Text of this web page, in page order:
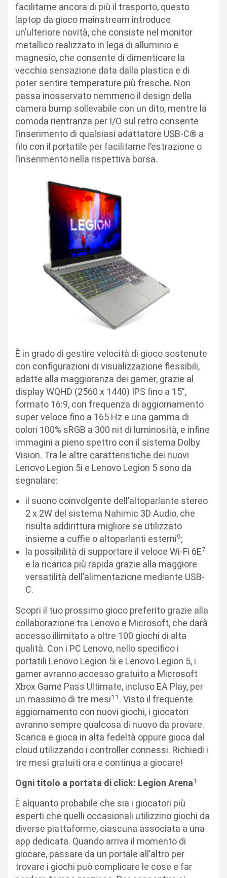
facilitarne ancora di più il trasporto, questo
laptop da gioco mainstream introduce
un’ulteriore novità, che consiste nel monitor
metallico realizzato in lega di alluminio e
magnesio, che consente di dimenticare la
vecchia sensazione data dalla plastica e di
poter sentire temperature più fresche. Non
passa inosservato nemmeno il design della
camera bump sollevabile con un dito, mentre la
comoda rientranza per I/O sul retro consente
l’inserimento di qualsiasi adattatore USB-C® a
filo con il portatile per facilitarne l’estrazione o
l’inserimento nella rispettiva borsa.
È in grado di gestire velocità di gioco sostenute
con configurazioni di visualizzazione flessibili,
adatte alla maggioranza dei gamer, grazie al
display WQHD (2560 x 1440) IPS fino a 15”,
formato 16:9, con frequenza di aggiornamento
super veloce fino a 165 Hz e una gamma di
colori 100% sRGB a 300 nit di luminosità, e infine
immagini a pieno spettro con il sistema Dolby
Vision. Tra le altre caratteristiche dei nuovi
Lenovo Legion 5i e Lenovo Legion 5 sono da
segnalare:
il suono coinvolgente dell’altoparlante stereo
2 x 2W del sistema Nahimic 3D Audio, che
risulta addirittura migliore se utilizzato
insieme a cuffie o altoparlanti esterni9;
la possibilità di supportare il veloce Wi-Fi 6E7
e la ricarica più rapida grazie alla maggiore
versatilità dell’alimentazione mediante USB-
C.
Scopri il tuo prossimo gioco preferito grazie alla
collaborazione tra Lenovo e Microsoft, che darà
accesso illimitato a oltre 100 giochi di alta
qualità. Con i PC Lenovo, nello specifico i
portatili Lenovo Legion 5i e Lenovo Legion 5, i
gamer avranno accesso gratuito a Microsoft
Xbox Game Pass Ultimate, incluso EA Play, per
un massimo di tre mesi11 . Visto il frequente
aggiornamento con nuovi giochi, i giocatori
avranno sempre qualcosa di nuovo da provare.
Scarica e gioca in alta fedeltà oppure gioca dal
cloud utilizzando i controller connessi. Richiedi i
tre mesi gratuiti ora e continua a giocare!
Ogni titolo a portata di click: Legion Arena1
È alquanto probabile che sia i giocatori più
esperti che quelli occasionali utilizzino giochi da
diverse piattaforme, ciascuna associata a una
app dedicata. Quando arriva il momento di
giocare, passare da un portale all’altro per
trovare i giochi può complicare le cose e far